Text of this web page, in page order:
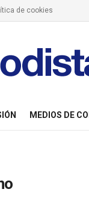
de cookies
MEDIOS DE